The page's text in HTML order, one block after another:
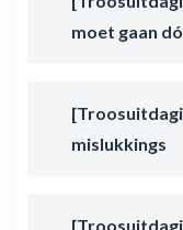
moet gaan
mislukkings